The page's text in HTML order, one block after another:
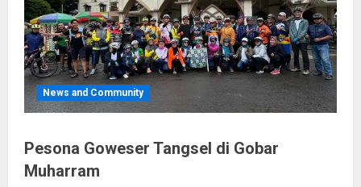
News and Community
Pesona Goweser Tangsel di Gobar
Muharram